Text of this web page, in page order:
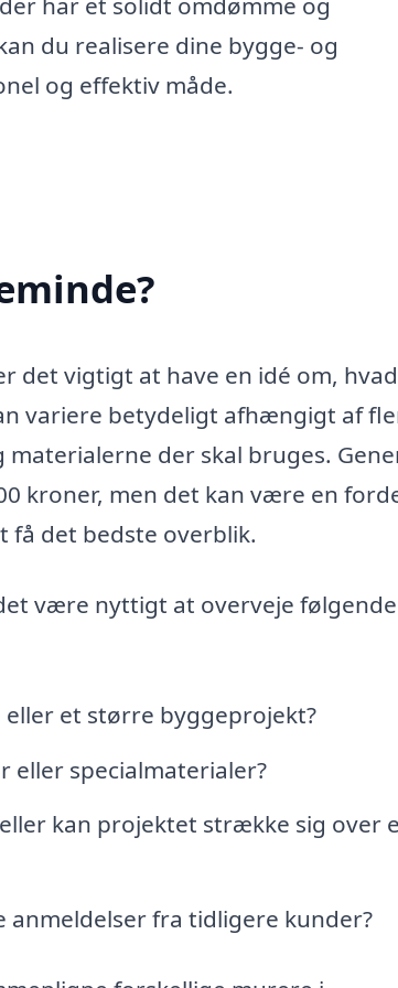
du realisere dine bygge- og
og effektiv måde.
det vigtigt at have en idé om,
variere betydeligt afhængigt af
der skal bruges.
kroner, men det kan være en
det bedste overblik.
være nyttigt at overveje følgende
et større byggeprojekt?
eller specialmaterialer?
kan projektet strække sig over
anmeldelser fra tidligere kunder?